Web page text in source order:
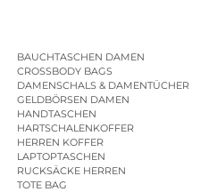
BAUCHTASCHEN DAMEN
CROSSBODY BAGS
DAMENSCHALS & DAMENTÜCHER
GELDBÖRSEN DAMEN
HANDTASCHEN
HARTSCHALENKOFFER
HERREN KOFFER
LAPTOPTASCHEN
RUCKSÄCKE HERREN
TOTE BAG